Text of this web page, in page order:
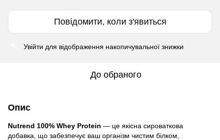
Повідомити, коли з'явиться
Увійти для відображення накопичувальної знижки
До обраного
Опис
Nutrend 100% Whey Protein — це якісна сироваткова
добавка, що забезпечує ваш організм чистим білком,